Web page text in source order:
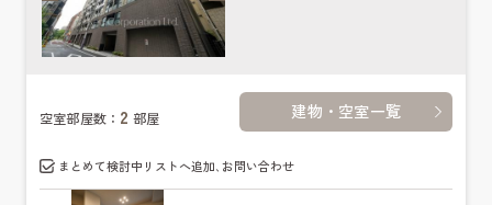
空室部屋数： 2 部屋 建物・空室一覧
まとめて検討中リストへ追加､お問い合わせ